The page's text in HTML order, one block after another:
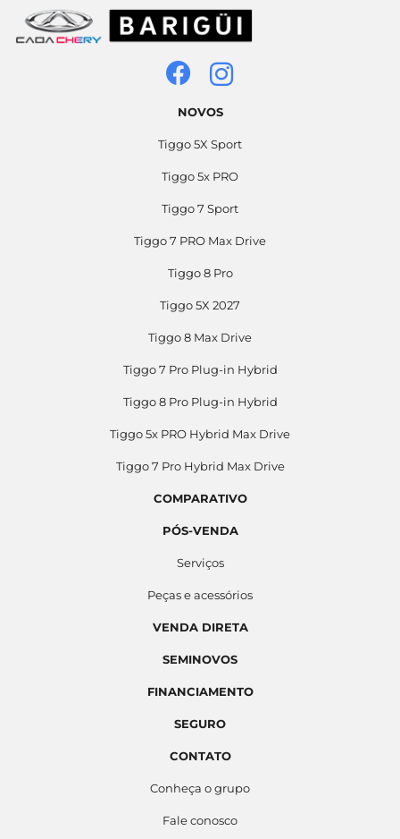
NOVOS
Tiggo 5X Sport
Tiggo 5x PRO
Tiggo 7 Sport
Tiggo 7 PRO Max Drive
Tiggo 8 Pro
Tiggo 5X 2027
Tiggo 8 Max Drive
Tiggo 7 Pro Plug-in Hybrid
Tiggo 8 Pro Plug-in Hybrid
Tiggo 5x PRO Hybrid Max Drive
Tiggo 7 Pro Hybrid Max Drive
COMPARATIVO
PÓS-VENDA
Serviços
Peças e acessórios
VENDA DIRETA
SEMINOVOS
FINANCIAMENTO
SEGURO
CONTATO
Conheça o grupo
Fale conosco